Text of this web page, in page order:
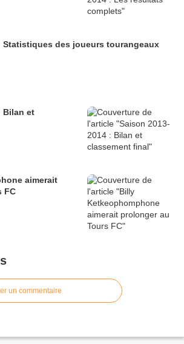
Statistiques des joueurs tourangeaux
Bilan et
aimerait
FC
un commentaire